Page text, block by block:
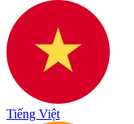
Tiếng Việt